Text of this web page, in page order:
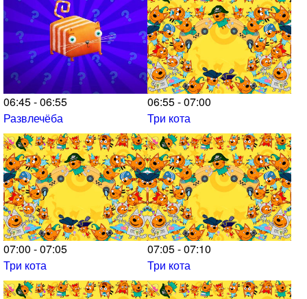
06:45 - 06:55
Развлечёба
06:55 - 07:00
Три кота
07:00 - 07:05
Три кота
07:05 - 07:10
Три кота